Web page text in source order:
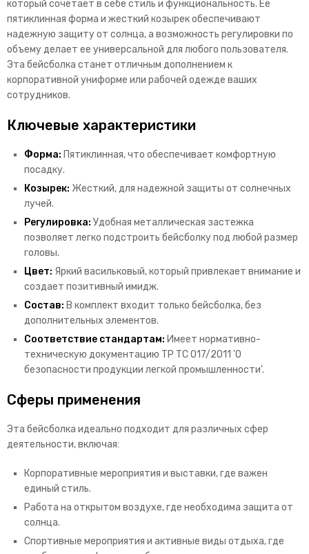
который сочетает в себе стиль и функциональность. Ее
пятиклинная форма и жесткий козырек обеспечивают
надежную защиту от солнца, а возможность регулировки по
объему делает ее универсальной для любого пользователя.
Эта бейсболка станет отличным дополнением к
корпоративной униформе или рабочей одежде ваших
сотрудников.
Ключевые характеристики
Форма: Пятиклинная, что обеспечивает комфортную
посадку.
Козырек: Жесткий, для надежной защиты от солнечных
лучей.
Регулировка: Удобная металлическая застежка
позволяет легко подстроить бейсболку под любой размер
головы.
Цвет: Яркий васильковый, который привлекает внимание и
создает позитивный имидж.
Состав: В комплект входит только бейсболка, без
дополнительных элементов.
Соответствие стандартам: Имеет нормативно-
техническую документацию ТР ТС 017/2011 'О
безопасности продукции легкой промышленности'.
Сферы применения
Эта бейсболка идеально подходит для различных сфер
деятельности, включая:
Корпоративные мероприятия и выставки, где важен
единый стиль.
Работа на открытом воздухе, где необходима защита от
солнца.
Спортивные мероприятия и активные виды отдыха, где